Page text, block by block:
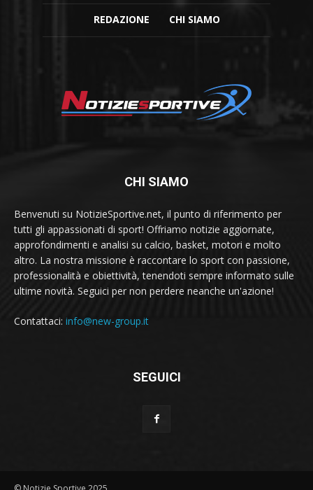
REDAZIONE CHI SIAMO
CHI SIAMO
Benvenuti su NotizieSportive.net, il punto di riferimento per
tutti gli appassionati di sport! Offriamo notizie aggiornate,
approfondimenti e analisi su calcio, basket, motori e molto
altro. La nostra missione è raccontare lo sport con passione,
professionalità e obiettività, tenendoti sempre informato sulle
ultime novità. Seguici per non perdere neanche un'azione!
Contattaci: info@new-group.it
SEGUICI